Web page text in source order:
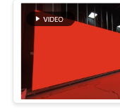
SITEMAP
PRIVACY
POLICY